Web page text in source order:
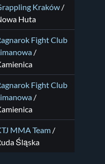
Kraków /
Huta
Fight Club
/
Fight Club
/
MMA Team /
Śląska